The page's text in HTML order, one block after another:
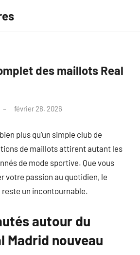
des maillots Real
février 28, 2026
plus qu’un simple club de
de maillots attirent autant les
de mode sportive. Que vous
votre passion au quotidien, le
reste un incontournable.
autour du
Madrid nouveau